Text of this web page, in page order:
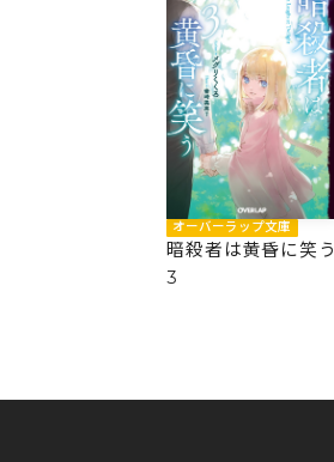
オーバーラップ文庫
暗殺者は黄昏に笑う
3